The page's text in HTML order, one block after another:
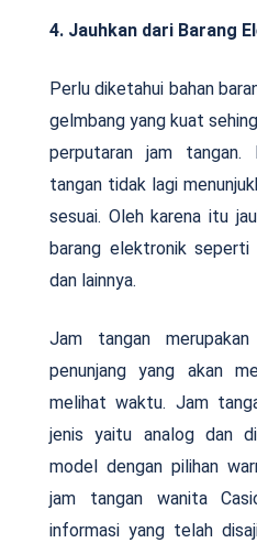
4. Jauhkan dari Barang
Perlu diketahui bahan
gelmbang yang kuat
perputaran jam
tangan tidak lagi
sesuai. Oleh karena itu
barang elektronik seperti
dan lainnya.
Jam tangan
penunjang yang akan
melihat waktu. Jam
jenis yaitu analog dan
model dengan pilihan
jam tangan wanita
informasi yang telah